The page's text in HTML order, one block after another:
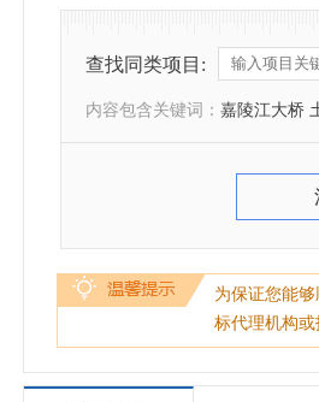
查找同类项目:
内容包含关键词： 嘉陵江大桥
为保证您能
标代理机构或